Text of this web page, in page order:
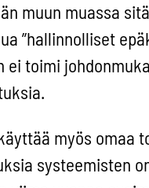
muun muassa
toimi
myös omaa
systeemisten